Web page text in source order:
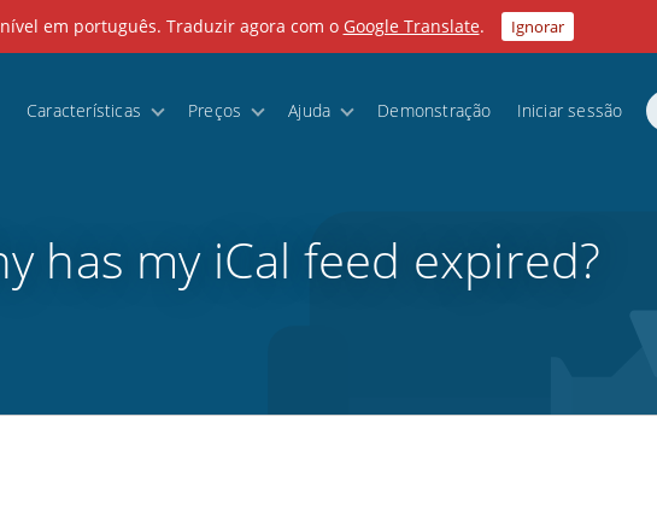
em português. Traduzir agora com o Google Translate. Ignorar
Características Preços Ajuda Demonstração Iniciar sessão
has my iCal feed expired?